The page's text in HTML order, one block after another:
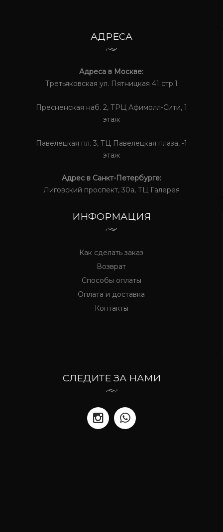
АДРЕСА
Адреса в Москве:
Третьяковская ул. Пятницкая 41 стр.1
Пресненская наб. 2, ТРЦ Афимолл-Сити, 1
этаж
Павелецкая пл. 3, ТЦ Павелецкая плаза, -1
этаж
Адрес в Санкт-Петербурге:
Лиговский проспект, 30а, ТЦ Галерея
ИНФОРМАЦИЯ
Как сделать заказ
Возврат
Способы оплаты
Оплата и доставка
Контакты
СЛЕДИТЕ ЗА НАМИ